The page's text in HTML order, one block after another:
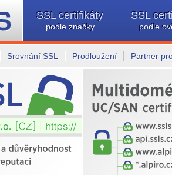
SSL certifikáty
podle značky
SSL
podle
Srovnání SSL Prodloužení Partner